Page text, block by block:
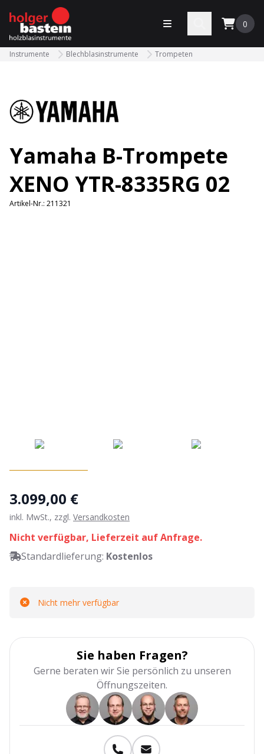
bastein
Menü öffnen 0
Instrumente Blechblasinstrumente Trompeten
Yamaha B-Trompete
XENO YTR-8335RG 02
Artikel-Nr.: 211321
3.099,00 €
inkl. MwSt., zzgl. Versandkosten
Nicht verfügbar, Lieferzeit auf Anfrage.
Standardlieferung: Kostenlos
Nicht mehr verfügbar
Sie haben Fragen?
Gerne beraten wir Sie persönlich zu unseren
Öffnungszeiten.